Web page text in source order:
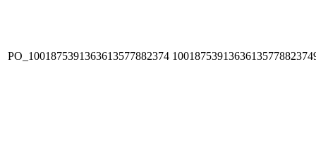
PO_1001875391363613577882374